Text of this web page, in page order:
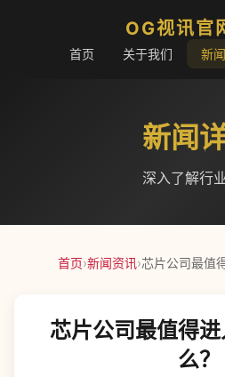
OG视讯官
首页 关于我们 新
新闻
深入了解行
首页›新闻资讯›芯片公司最值
芯片公司最值得
么？